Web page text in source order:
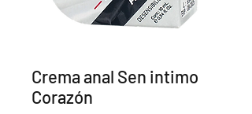
Crema anal Sen intimo
Corazón